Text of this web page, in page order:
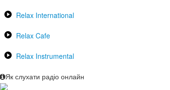
Relax International
Relax Cafe
Relax Instrumental
Як слухати радіо онлайн